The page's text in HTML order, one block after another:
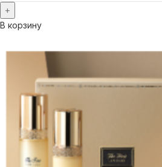
В корзину